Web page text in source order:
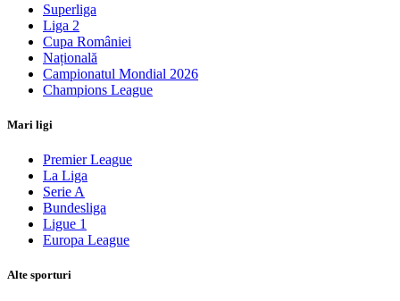
Superliga
Liga 2
Cupa României
Națională
Campionatul Mondial 2026
Champions League
Mari ligi
Premier League
La Liga
Serie A
Bundesliga
Ligue 1
Europa League
Alte sporturi